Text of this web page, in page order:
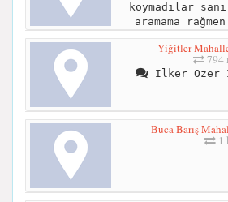
koymadılar
aramama
Yiğitler
794
Ilker Ozer
Buca Barış
1